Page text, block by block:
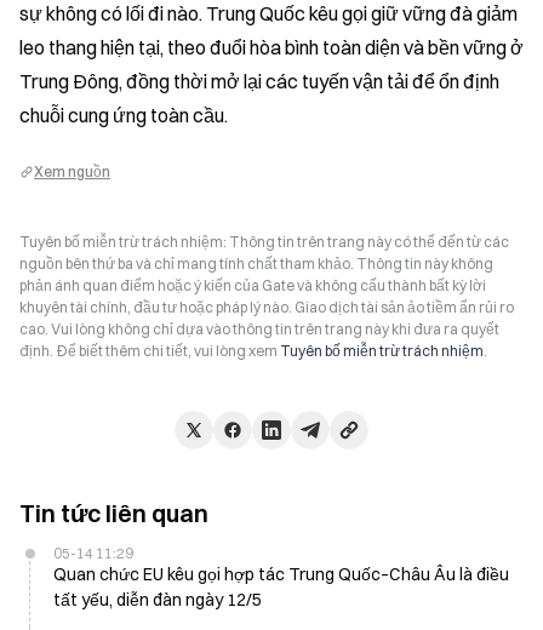
sự không có lối đi nào. Trung Quốc kêu gọi giữ vững đà giảm
leo thang hiện tại, theo đuổi hòa bình toàn diện và bền vững ở
Trung Đông, đồng thời mở lại các tuyến vận tải để ổn định
chuỗi cung ứng toàn cầu.
Xem nguồn
Tuyên bố miễn trừ trách nhiệm: Thông tin trên trang này có thể đến từ các
nguồn bên thứ ba và chỉ mang tính chất tham khảo. Thông tin này không
phản ánh quan điểm hoặc ý kiến của Gate và không cấu thành bất kỳ lời
khuyên tài chính, đầu tư hoặc pháp lý nào. Giao dịch tài sản ảo tiềm ẩn rủi ro
cao. Vui lòng không chỉ dựa vào thông tin trên trang này khi đưa ra quyết
định. Để biết thêm chi tiết, vui lòng xem Tuyên bố miễn trừ trách nhiệm.
Tin tức liên quan
05-14 11:29
Quan chức EU kêu gọi hợp tác Trung Quốc–Châu Âu là điều
tất yếu, diễn đàn ngày 12/5